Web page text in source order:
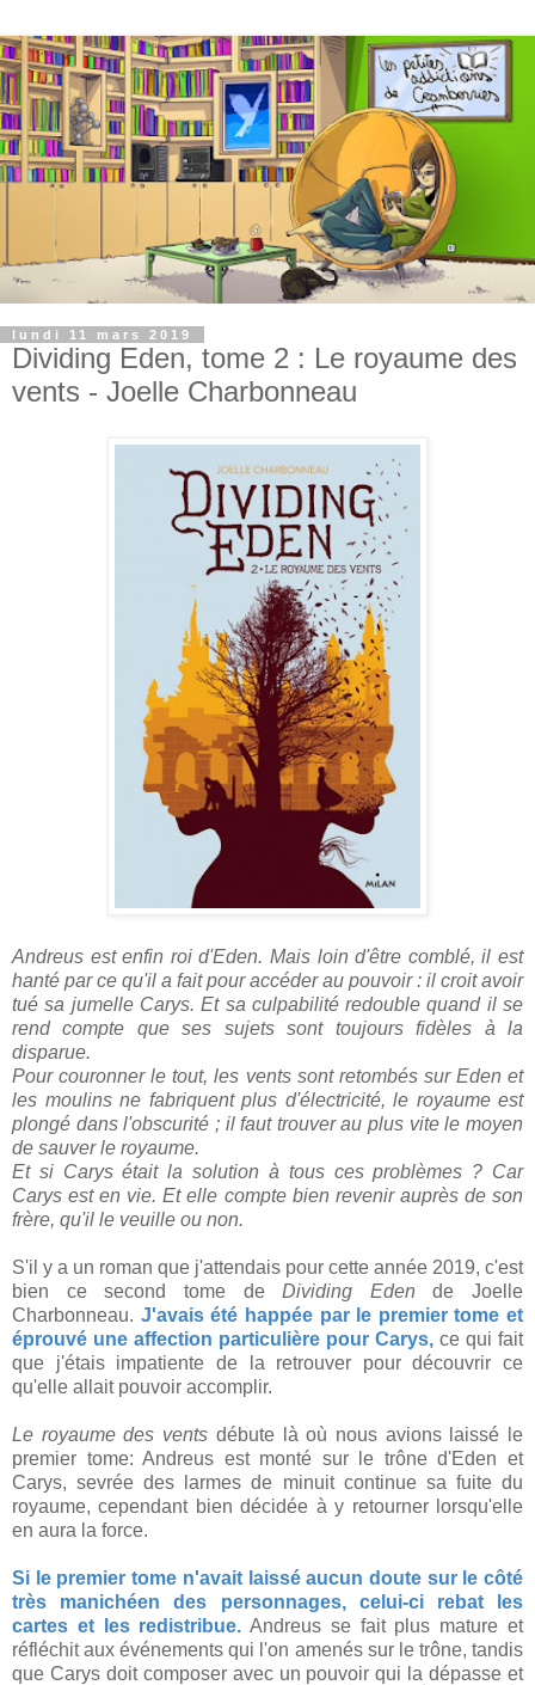
lundi 11 mars 2019
Dividing Eden, tome 2 : Le royaume des
vents - Joelle Charbonneau
Andreus est enfin roi d'Eden. Mais loin d'être comblé, il est
hanté par ce qu'il a fait pour accéder au pouvoir : il croit avoir
tué sa jumelle Carys. Et sa culpabilité redouble quand il se
rend compte que ses sujets sont toujours fidèles à la
disparue.
Pour couronner le tout, les vents sont retombés sur Eden et
les moulins ne fabriquent plus d'électricité, le royaume est
plongé dans l'obscurité ; il faut trouver au plus vite le moyen
de sauver le royaume.
Et si Carys était la solution à tous ces problèmes ? Car
Carys est en vie. Et elle compte bien revenir auprès de son
frère, qu'il le veuille ou non.
S'il y a un roman que j'attendais pour cette année 2019, c'est
bien ce second tome deDividing Edende Joelle
Charbonneau. J'avais été happée par le premier tome et
éprouvé une affection particulière pour Carys, ce qui fait
que j'étais impatiente de la retrouver pour découvrir ce
qu'elle allait pouvoir accomplir.
Le royaume des vents débute là où nous avions laissé le
premier tome: Andreus est monté sur le trône d'Eden et
Carys, sevrée des larmes de minuit continue sa fuite du
royaume, cependant bien décidée à y retourner lorsqu'elle
en aura la force.
Si le premier tome n'avait laissé aucun doute sur le côté
très manichéen des personnages, celui-ci rebat les
cartes et les redistribue. Andreus se fait plus mature et
réfléchit aux événements qui l'on amenés sur le trône, tandis
que Carys doit composer avec un pouvoir qui la dépasse et